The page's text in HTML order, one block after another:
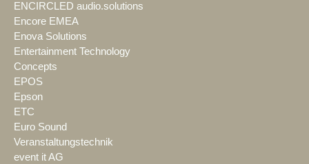
ENCIRCLED audio.solutions
Encore EMEA
Enova Solutions
Entertainment Technology
Concepts
EPOS
Epson
ETC
Euro Sound
Veranstaltungstechnik
event it AG